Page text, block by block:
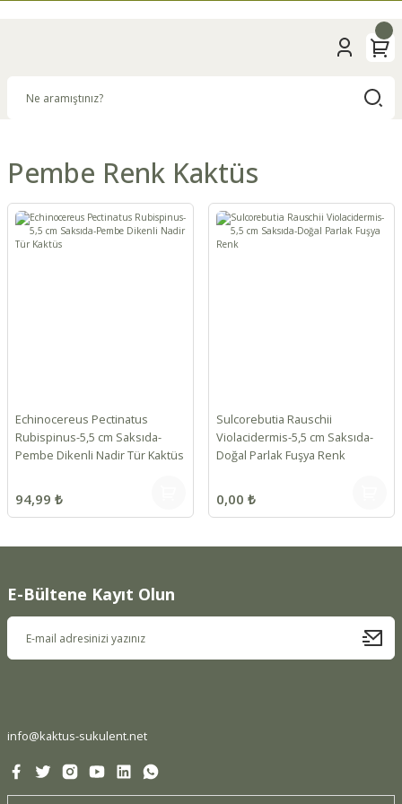
Pembe Renk Kaktüs
Echinocereus Pectinatus
Rubispinus-5,5 cm Saksıda-
Pembe Dikenli Nadir Tür Kaktüs
94,99 ₺
Sulcorebutia Rauschii
Violacidermis-5,5 cm Saksıda-
Doğal Parlak Fuşya Renk
0,00 ₺
E-Bültene Kayıt Olun
info@kaktus-sukulent.net